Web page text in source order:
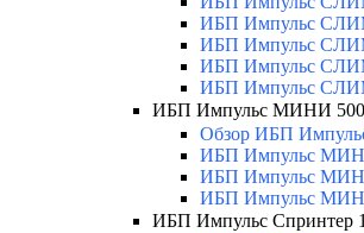
ИБП Импульс
ИБП Импульс
ИБП Импульс
ИБП Импульс
ИБП Импульс МИНИ
Обзор ИБП
ИБП Импульс
ИБП Импульс
ИБП Импульс
ИБП Импульс Спринтер